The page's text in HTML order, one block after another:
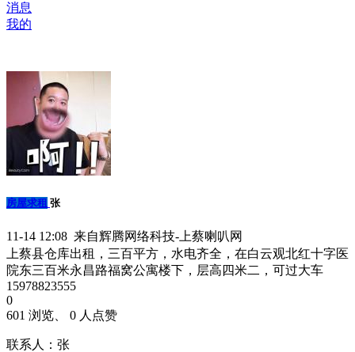
消息
我的
房屋求租 张
11-14 12:08 来自辉腾网络科技-上蔡喇叭网
上蔡县仓库出租，三百平方，水电齐全，在白云观北红十字医
院东三百米永昌路福窝公寓楼下，层高四米二，可过大车
15978823555
0
601 浏览、 0 人点赞
联系人：张